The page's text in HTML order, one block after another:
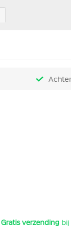
Gratis verzending